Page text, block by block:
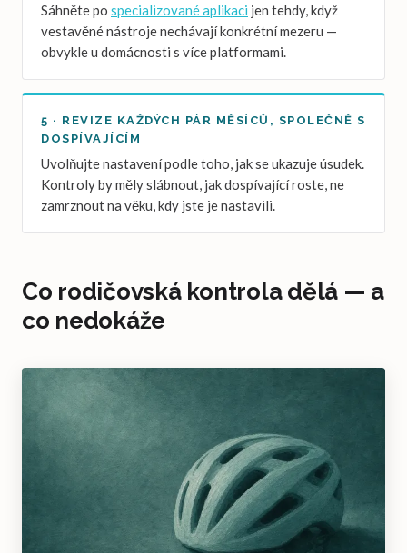
Sáhněte po specializované aplikaci jen tehdy, když
vestavěné nástroje nechávají konkrétní mezeru —
obvykle u domácnosti s více platformami.
5 · REVIZE KAŽDÝCH PÁR MĚSÍCŮ, SPOLEČNĚ S
DOSPÍVAJÍCÍM
Uvolňujte nastavení podle toho, jak se ukazuje úsudek.
Kontroly by měly slábnout, jak dospívající roste, ne
zamrznout na věku, kdy jste je nastavili.
Co rodičovská kontrola dělá — a
co nedokáže